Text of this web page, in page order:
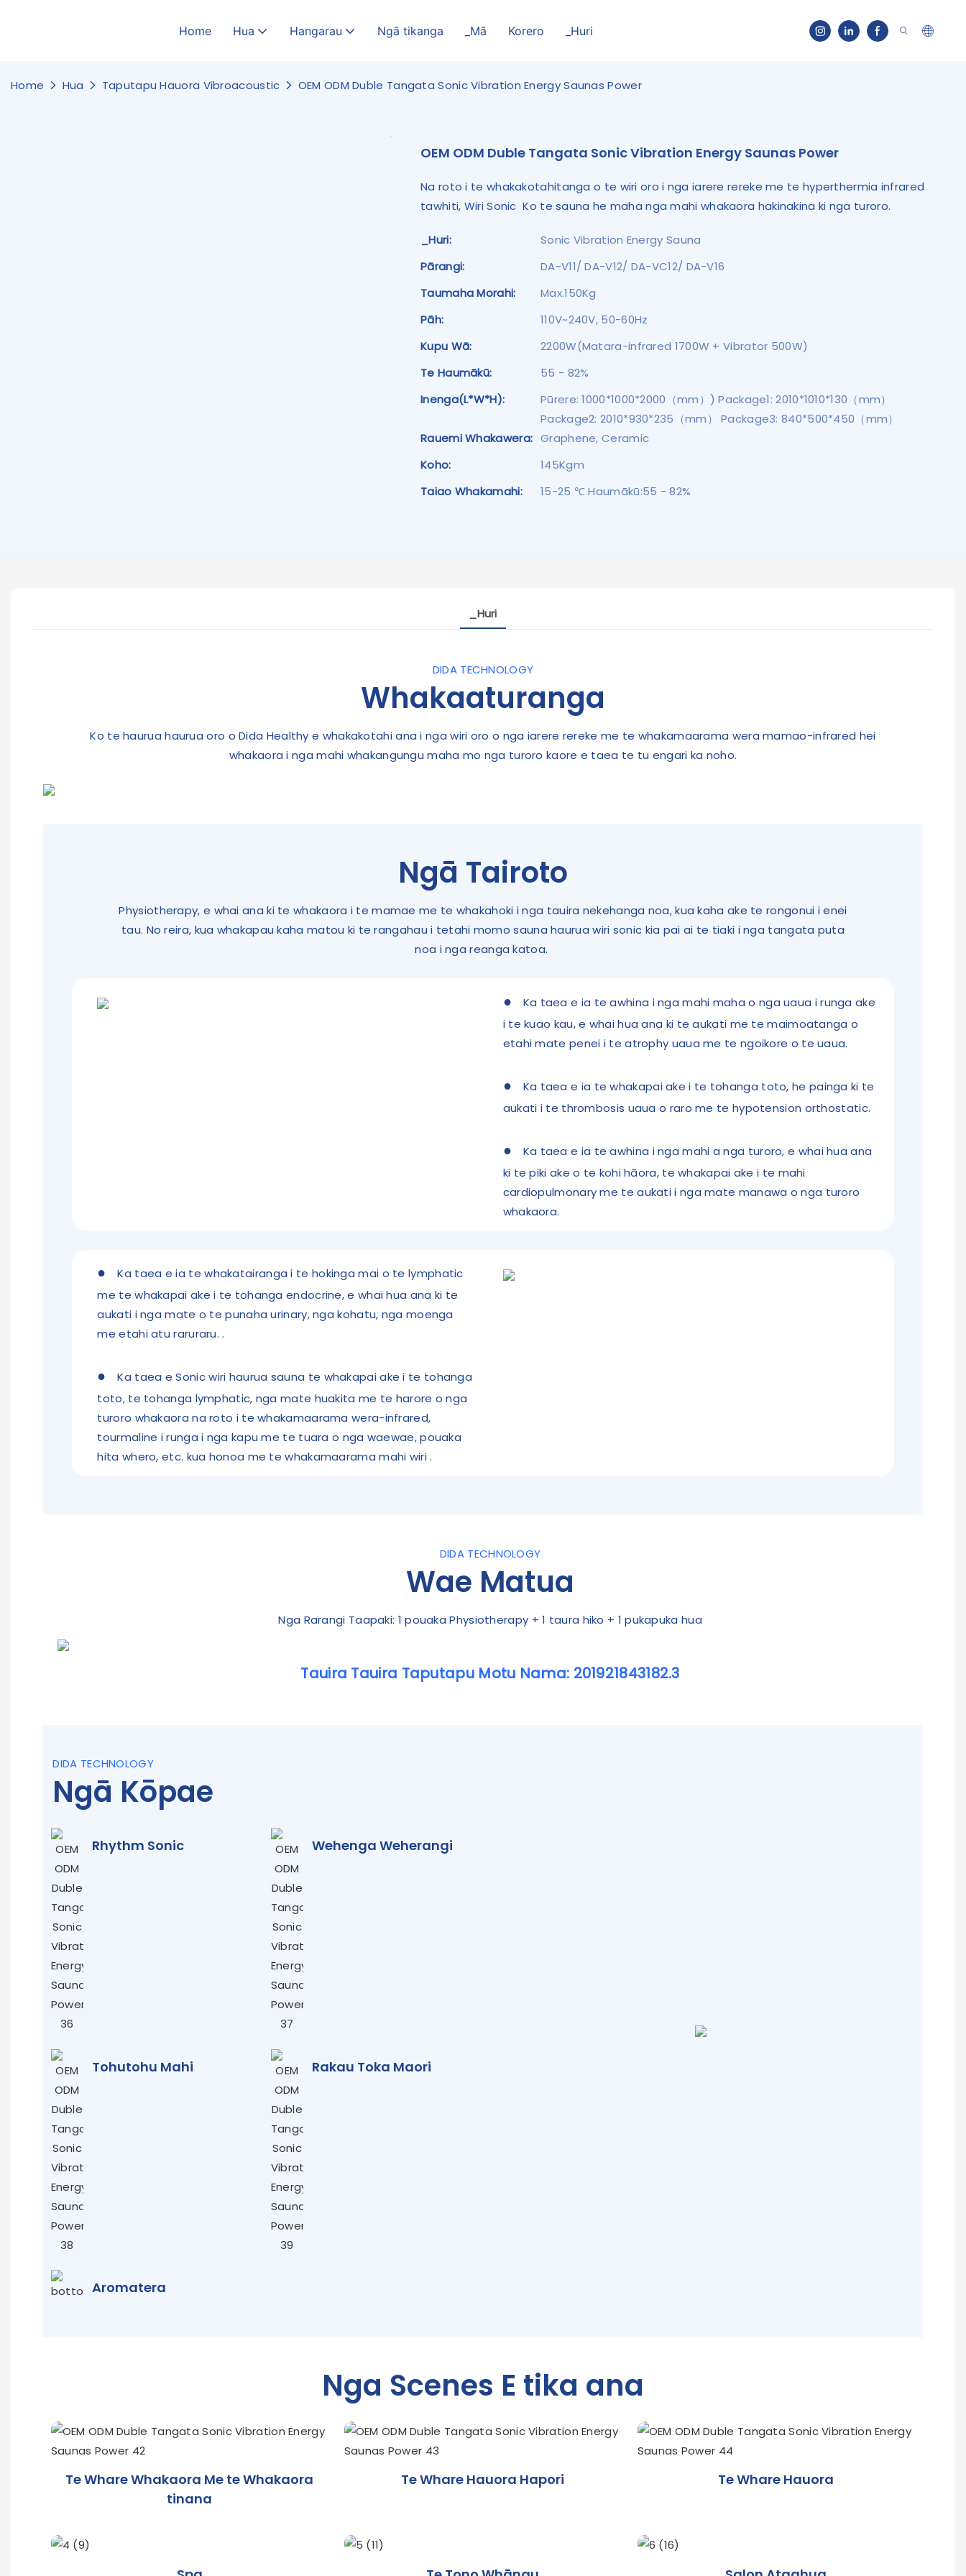
Home Hua Hangarau Ngā tikanga _Mā Korero _Huri
Home Hua Taputapu Hauora Vibroacoustic OEM ODM Duble Tangata Sonic Vibration Energy Saunas Power
OEM ODM Duble Tangata Sonic Vibration Energy Saunas Power
Na roto i te whakakotahitanga o te wiri oro i nga iarere rereke me te hyperthermia infrared
tawhiti, Wiri Sonic Ko te sauna he maha nga mahi whakaora hakinakina ki nga turoro.
_Huri:
Sonic Vibration Energy Sauna
Pārangi:
DA-V11/ DA-V12/ DA-VC12/ DA-V16
Taumaha Morahi:
Max.150Kg
Pāh:
110V~240V, 50-60Hz
Kupu Wā:
2200W(Matara-infrared 1700W + Vibrator 500W)
Te Haumākū:
55 - 82%
Inenga(L*W*H):
Pūrere: 1000*1000*2000（mm）) Package1: 2010*1010*130（mm）
Package2: 2010*930*235（mm） Package3: 840*500*450（mm）
Rauemi Whakawera: Graphene, Ceramic
Koho:
145Kgm
Taiao Whakamahi:
15-25 ℃ Haumākū:55 - 82%
_Huri
DIDA TECHNOLOGY
Whakaaturanga
Ko te haurua haurua oro o Dida Healthy e whakakotahi ana i nga wiri oro o nga iarere rereke me te whakamaarama wera mamao-infrared hei
whakaora i nga mahi whakangungu maha mo nga turoro kaore e taea te tu engari ka noho.
Ngā Tairoto
Physiotherapy, e whai ana ki te whakaora i te mamae me te whakahoki i nga tauira nekehanga noa, kua kaha ake te rongonui i enei
tau. No reira, kua whakapau kaha matou ki te rangahau i tetahi momo sauna haurua wiri sonic kia pai ai te tiaki i nga tangata puta
noa i nga reanga katoa.
● Ka taea e ia te awhina i nga mahi maha o nga uaua i runga ake
i te kuao kau, e whai hua ana ki te aukati me te maimoatanga o
etahi mate penei i te atrophy uaua me te ngoikore o te uaua.
● Ka taea e ia te whakapai ake i te tohanga toto, he painga ki te
aukati i te thrombosis uaua o raro me te hypotension orthostatic.
● Ka taea e ia te awhina i nga mahi a nga turoro, e whai hua ana
ki te piki ake o te kohi hāora, te whakapai ake i te mahi
cardiopulmonary me te aukati i nga mate manawa o nga turoro
whakaora.
●Ka taea e ia te whakatairanga i te hokinga mai o te lymphatic
me te whakapai ake i te tohanga endocrine, e whai hua ana ki te
aukati i nga mate o te punaha urinary, nga kohatu, nga moenga
me etahi atu raruraru..
●Ka taea e Sonic wiri haurua sauna te whakapai ake i te tohanga
toto, te tohanga lymphatic, nga mate huakita me te harore o nga
turoro whakaora na roto i te whakamaarama wera-infrared,
tourmaline i runga i nga kapu me te tuara o nga waewae, pouaka
hita whero, etc. kua honoa me te whakamaarama mahi wiri.
DIDA TECHNOLOGY
Wae Matua
Nga Rarangi Taapaki: 1 pouaka Physiotherapy + 1 taura hiko + 1 pukapuka hua
Tauira Tauira Taputapu Motu Nama: 201921843182.3
DIDA TECHNOLOGY
Ngā Kōpae
Rhythm Sonic Wehenga Weherangi
Tohutohu Mahi Rakau Toka Maori
Aromatera
Nga Scenes E tika ana
Te Whare Whakaora Me te Whakaora
tinana
Te Whare Hauora Hapori Te Whare Hauora